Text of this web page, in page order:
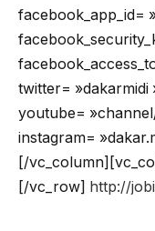
facebook_app_id=
twitter= »dakarmidi
youtube=
instagram=
[/
[/vc_row] http://